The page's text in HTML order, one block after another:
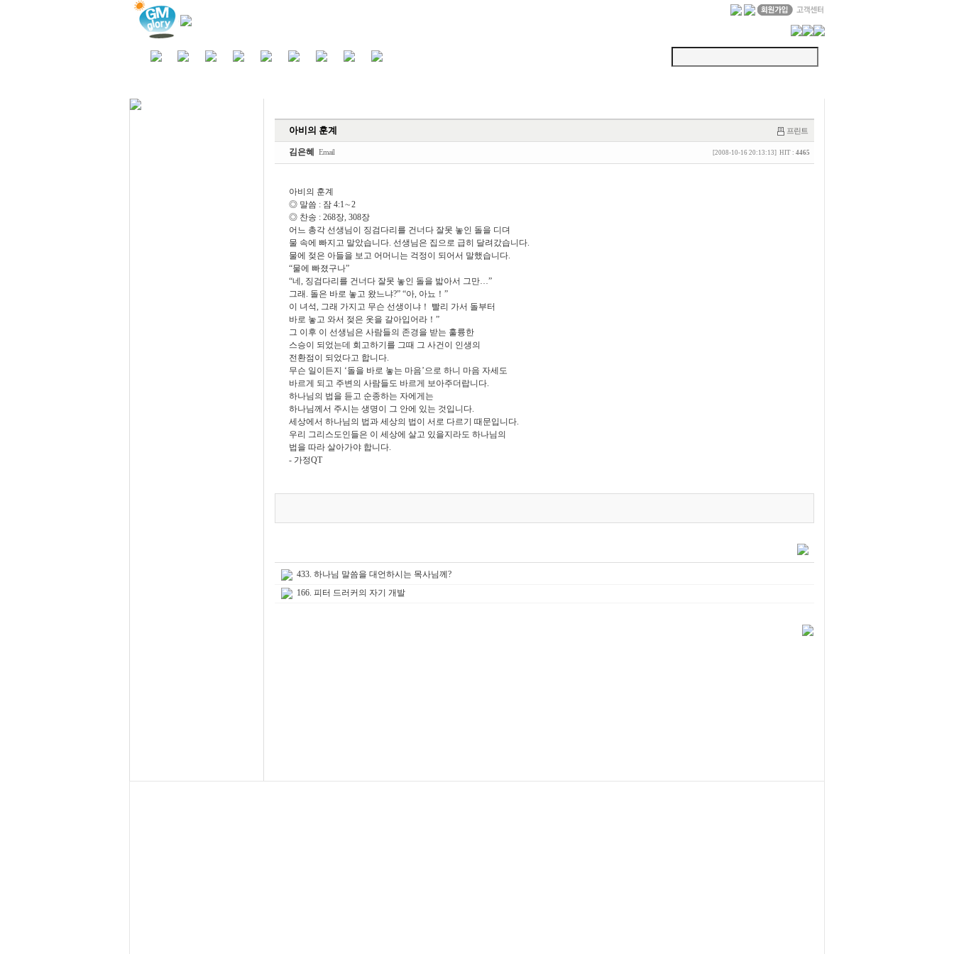
아비의 훈계 프린트
김은혜 Email [2008-10-16 20:13:13] HIT : 4465
아비의 훈계
◎ 말씀 : 잠 4:1∼2
◎ 찬송 : 268장, 308장
어느 총각 선생님이 징검다리를 건너다 잘못 놓인 돌을 디뎌
물 속에 빠지고 말았습니다. 선생님은 집으로 급히 달려갔습니다.
물에 젖은 아들을 보고 어머니는 걱정이 되어서 말했습니다.
“물에 빠졌구나”
“네, 징검다리를 건너다 잘못 놓인 돌을 밟아서 그만…”
그래. 돌은 바로 놓고 왔느냐?” “아, 아뇨！”
이 녀석, 그래 가지고 무슨 선생이냐！ 빨리 가서 돌부터
바로 놓고 와서 젖은 옷을 갈아입어라！”
그 이후 이 선생님은 사람들의 존경을 받는 훌륭한
스승이 되었는데 회고하기를 그때 그 사건이 인생의
전환점이 되었다고 합니다.
무슨 일이든지 ‘돌을 바로 놓는 마음’으로 하니 마음 자세도
바르게 되고 주변의 사람들도 바르게 보아주더랍니다.
하나님의 법을 듣고 순종하는 자에게는
하나님께서 주시는 생명이 그 안에 있는 것입니다.
세상에서 하나님의 법과 세상의 법이 서로 다르기 때문입니다.
우리 그리스도인들은 이 세상에 살고 있을지라도 하나님의
법을 따라 살아가야 합니다.
- 가정QT
433. 하나님 말씀을 대언하시는 목사님께?
166. 피터 드러커의 자기 개발